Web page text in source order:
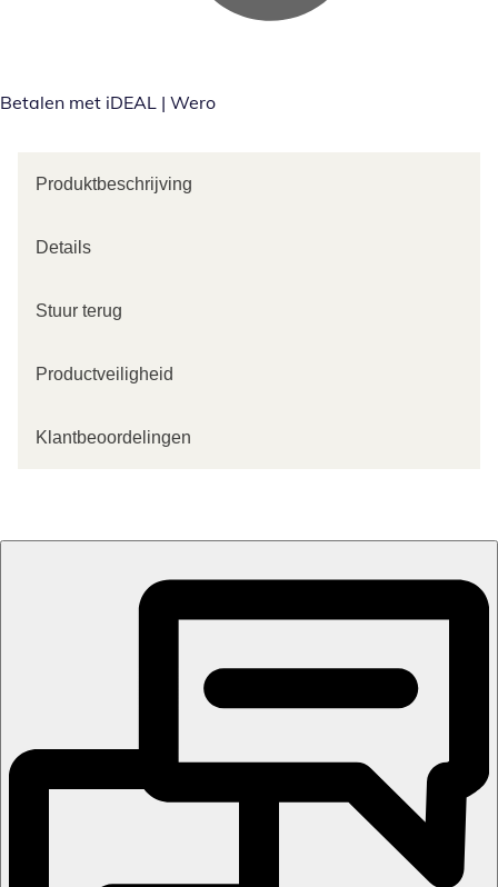
Betalen met iDEAL | Wero
Produktbeschrijving
Details
Stuur terug
Productveiligheid
Klantbeoordelingen